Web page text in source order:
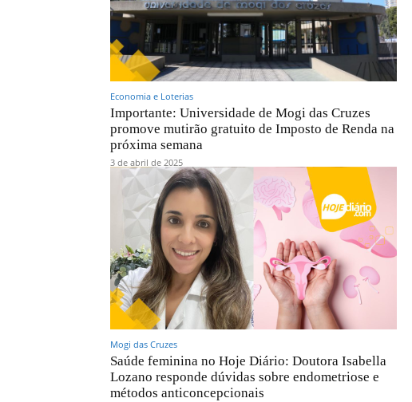
Economia e Loterias
Importante: Universidade de Mogi das Cruzes
promove mutirão gratuito de Imposto de Renda na
próxima semana
3 de abril de 2025
Mogi das Cruzes
Saúde feminina no Hoje Diário: Doutora Isabella
Lozano responde dúvidas sobre endometriose e
métodos anticoncepcionais